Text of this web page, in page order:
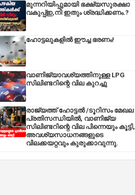
മുന്നറിയിപ്പുമായി ഭക്ഷ്യസുരക്ഷാ
വകുപ്പ്ഇ,നി ഇതും ശ്രദ്ധിക്കണം.?
ഹോട്ടലുകളിൽ ഈച്ച ഭരണം!
വാണിജ്യാവശ്യത്തിനുള്ള LPG
സിലിണ്ടറിന്റെ വില കുറച്ചു
രാജ്യത്ത് ഹോട്ടൽ /ടൂറിസം മേഖല
പ്രതിസന്ധിയിൽ, വാണിജ്യ
സിലിണ്ടറിന്റെ വില പിന്നെയും കൂട്ടി,
അവശ്യസാധനങ്ങളുടെ
വിലക്കയറ്റവും കുരുക്കാവുന്നു.